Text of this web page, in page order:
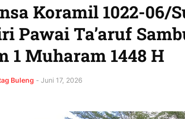
Koramil 1022-06/
Pawai Ta’aruf
1 Muharam 1448 H
Buleng - Juni 17, 2026